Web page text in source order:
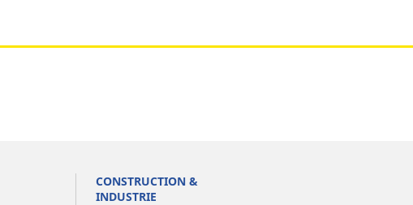
CONSTRUCTION &
INDUSTRIE